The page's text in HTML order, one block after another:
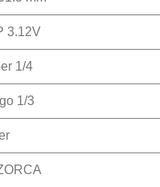
3.12V
1/4
1/3